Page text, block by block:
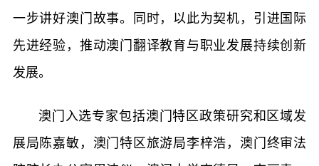
一步讲好澳门故事。同时，以此为契机，引进国际
先进经验，推动澳门翻译教育与职业发展持续创新
发展。
澳门入选专家包括澳门特区政策研究和区域发
展局陈嘉敏，澳门特区旅游局李梓浩，澳门终审法